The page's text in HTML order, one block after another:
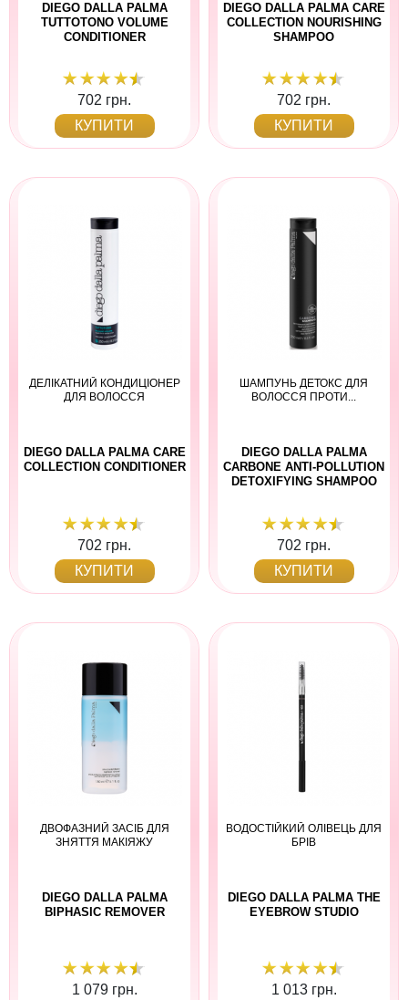
DIEGO DALLA PALMA
TUTTOTONO VOLUME
CONDITIONER
702 грн.
КУПИТИ
DIEGO DALLA PALMA CARE
COLLECTION NOURISHING
SHAMPOO
702 грн.
КУПИТИ
ДЕЛІКАТНИЙ КОНДИЦІОНЕР
ДЛЯ ВОЛОССЯ
DIEGO DALLA PALMA CARE
COLLECTION CONDITIONER
702 грн.
КУПИТИ
ШАМПУНЬ ДЕТОКС ДЛЯ
ВОЛОССЯ ПРОТИ...
DIEGO DALLA PALMA
CARBONE ANTI-POLLUTION
DETOXIFYING SHAMPOO
702 грн.
КУПИТИ
ДВОФАЗНИЙ ЗАСІБ ДЛЯ
ЗНЯТТЯ МАКІЯЖУ
DIEGO DALLA PALMA
BIPHASIC REMOVER
1 079 грн.
ВОДОСТІЙКИЙ ОЛІВЕЦЬ ДЛЯ
БРІВ
DIEGO DALLA PALMA THE
EYEBROW STUDIO
1 013 грн.